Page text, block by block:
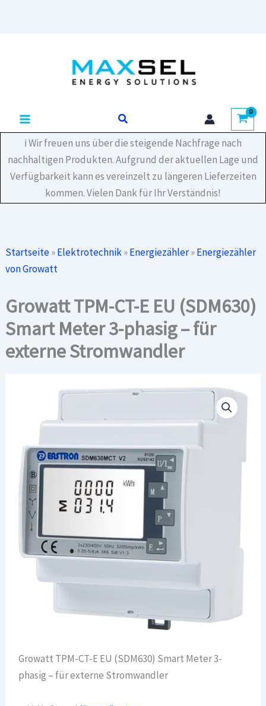
Suchen
ℹ️ Wir freuen uns über die steigende Nachfrage nach
nachhaltigen Produkten. Aufgrund der aktuellen Lage und
Verfügbarkeit kann es vereinzelt zu längeren Lieferzeiten
kommen. Vielen Dank für Ihr Verständnis!
Startseite»Elektrotechnik»Energiezähler»Energiezähler
von Growatt
Growatt TPM-CT-E EU (SDM630)
Smart Meter 3-phasig – für
externe Stromwandler
Growatt TPM-CT-E EU (SDM630) Smart Meter 3-
phasig – für externe Stromwandler
externe
Stromwandler
Menge